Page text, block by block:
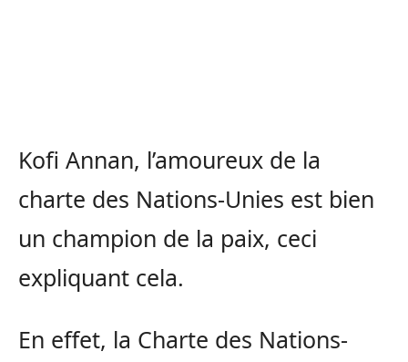
Kofi Annan, l’amoureux de la
charte des Nations-Unies est bien
un champion de la paix, ceci
expliquant cela.
En effet, la Charte des Nations-